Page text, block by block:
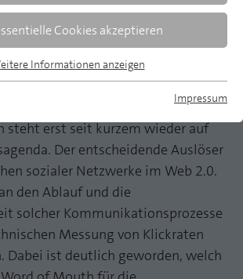
und klassische
produktbezogener Themen
steht erst seit kurzem wieder auf
Der entscheidende Auslöser
sozialer Netzwerke im Web 2.0.
den Ablauf und die
solcher Kommunikationsprozesse
Messung von Klickraten
Dabei ist deutlich geworden, welch
Cookies akzeptieren
werden für grundlegende Funktionen der
funktioniert.
fe_typo_user
TYPO3
Dieses Cookie ist ein Standard-Session-
Informationen anzeigen
mit AT INTERNET
LÖSUNG
atidvisitor
Informationen anzeigen
Informationen anzeigen
Impressum